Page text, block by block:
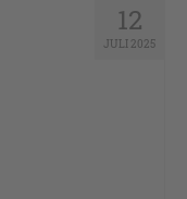
12
JULI 2025